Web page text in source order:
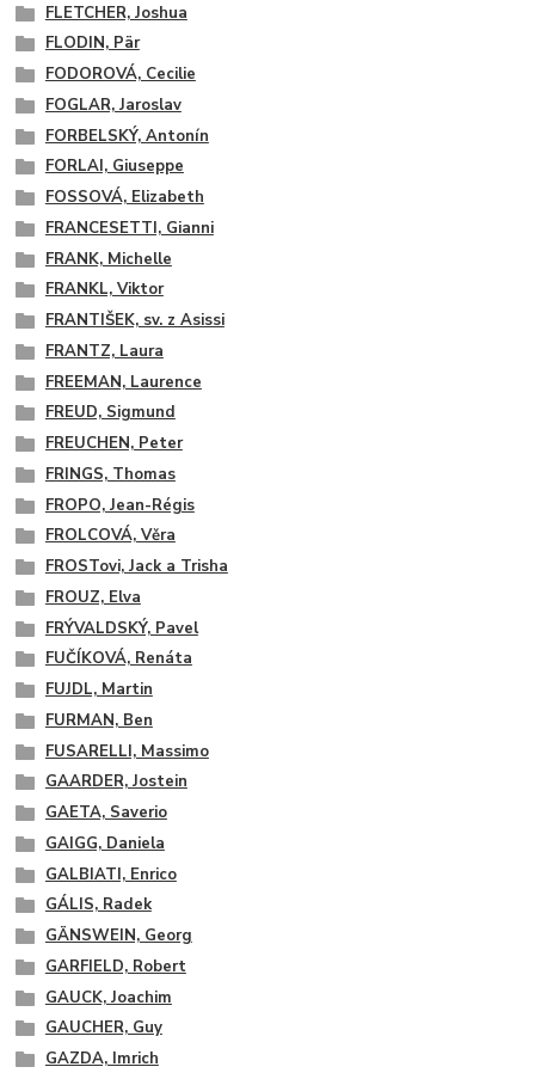
FLETCHER, Joshua
FLODIN, Pär
FODOROVÁ, Cecilie
FOGLAR, Jaroslav
FORBELSKÝ, Antonín
FORLAI, Giuseppe
FOSSOVÁ, Elizabeth
FRANCESETTI, Gianni
FRANK, Michelle
FRANKL, Viktor
FRANTIŠEK, sv. z Asissi
FRANTZ, Laura
FREEMAN, Laurence
FREUD, Sigmund
FREUCHEN, Peter
FRINGS, Thomas
FROPO, Jean-Régis
FROLCOVÁ, Věra
FROSTovi, Jack a Trisha
FROUZ, Elva
FRÝVALDSKÝ, Pavel
FUČÍKOVÁ, Renáta
FUJDL, Martin
FURMAN, Ben
FUSARELLI, Massimo
GAARDER, Jostein
GAETA, Saverio
GAIGG, Daniela
GALBIATI, Enrico
GÁLIS, Radek
GÄNSWEIN, Georg
GARFIELD, Robert
GAUCK, Joachim
GAUCHER, Guy
GAZDA, Imrich